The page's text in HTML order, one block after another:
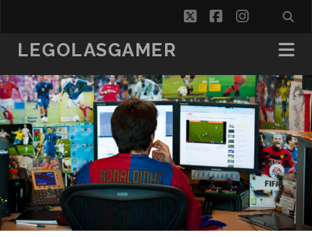
twitterfacebook
LEGOLASGAMER